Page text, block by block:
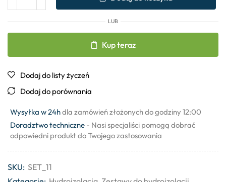
LUB
Kup teraz
Dodaj do listy życzeń
Dodaj do porównania
Wysyłka w 24hdla zamówień złożonych do godziny 12:00
Doradztwo techniczne - Nasi specjaliści pomogą dobrać
odpowiedni produkt do Twojego zastosowania
SKU: SET_11